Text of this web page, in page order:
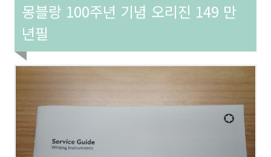
몽블랑 100주년 기념 오리진 149 만
년필